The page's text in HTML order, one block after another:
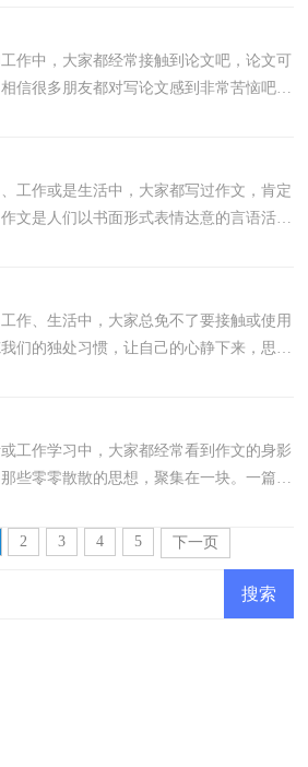
作中，大家都经常接触到论文吧，论文可
信很多朋友都对写论文感到非常苦恼吧，
中议论文作文，欢迎阅读，希望...
工作或是生活中，大家都写过作文，肯定
文是人们以书面形式表情达意的言语活
的好吗？下面是小编整理的在...
作、生活中，大家总免不了要接触或使用
们的独处习惯，让自己的心静下来，思考
在写作文时更加简单方便，下...
工作学习中，大家都经常看到作文的身影
些零零散散的思想，聚集在一块。一篇什
作文呢？下面是小编精心整...
2 3 4 5
下一页